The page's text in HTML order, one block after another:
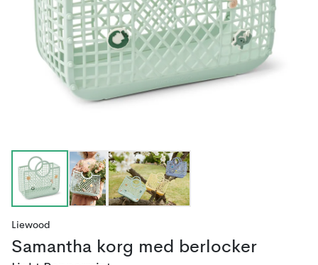
Liewood
Samantha korg med berlocker